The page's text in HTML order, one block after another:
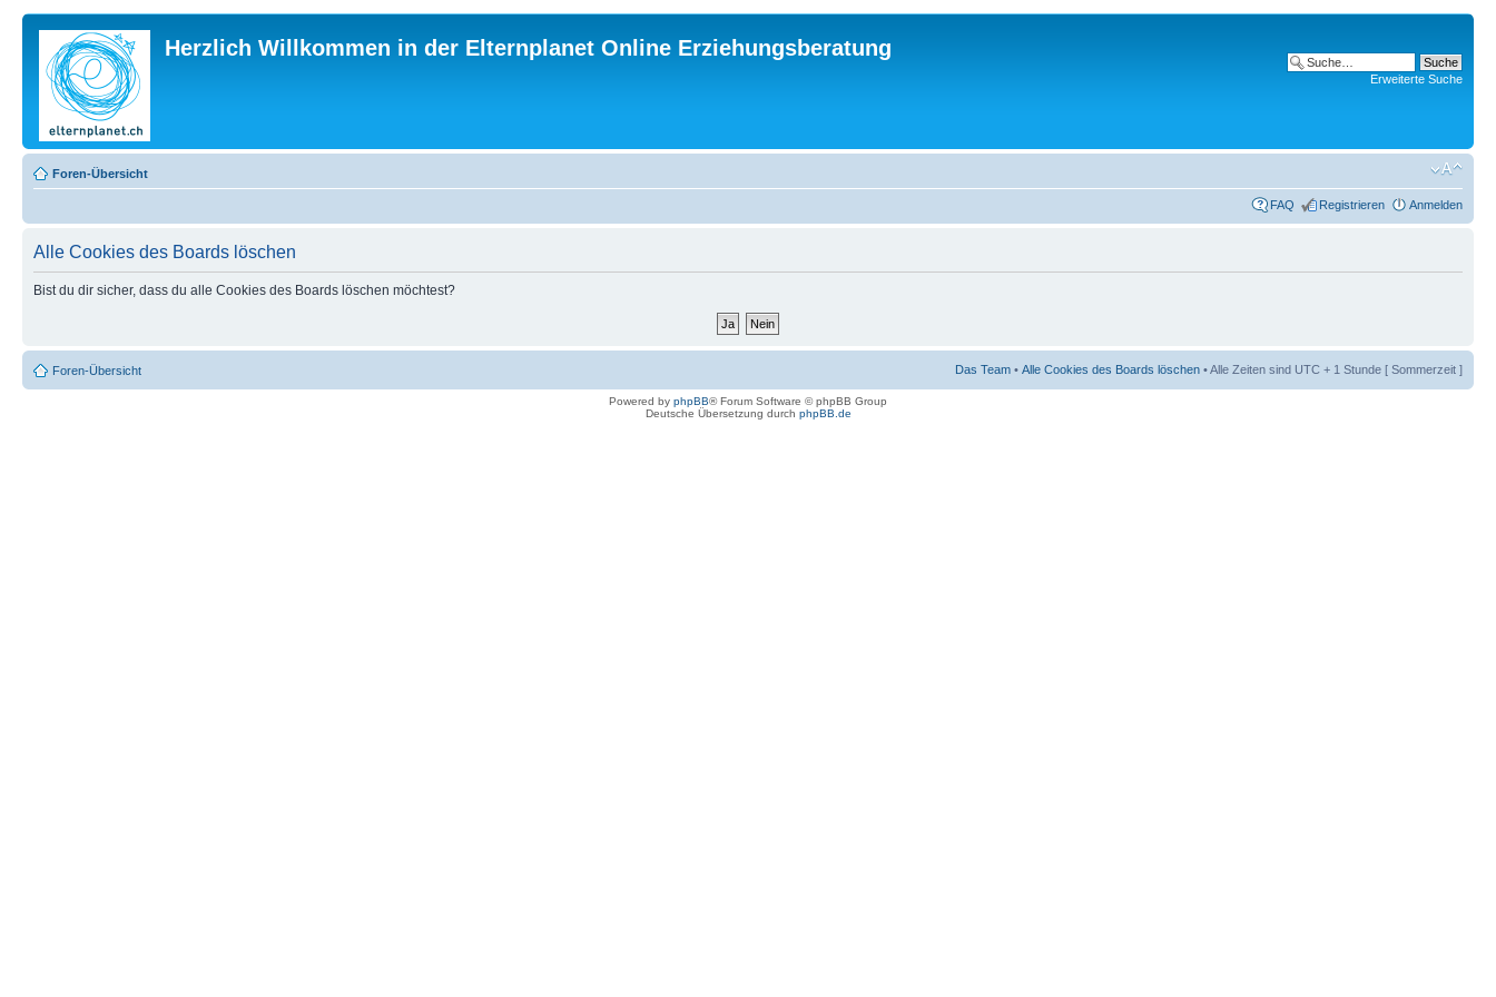
Herzlich Willkommen in der Elternplanet Online Erziehungsberatung
Erweiterte Suche
Foren-Übersicht
FAQ Registrieren Anmelden
Alle Cookies des Boards löschen
Bist du dir sicher, dass du alle Cookies des Boards löschen möchtest?
Foren-Übersicht Das Team • Alle Cookies des Boards löschen • Alle Zeiten sind UTC + 1 Stunde [ Sommerzeit ]
Powered by phpBB® Forum Software © phpBB Group
Deutsche Übersetzung durch phpBB.de